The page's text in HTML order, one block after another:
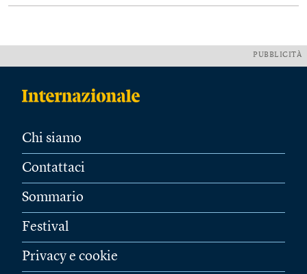
PUBBLICITÀ
Chi siamo
Contattaci
Sommario
Festival
Privacy e cookie